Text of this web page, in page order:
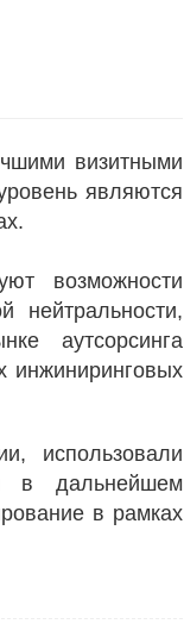
визитными
являются
возможности
нейтральности,
аутсорсинга
инжиниринговых
использовали
в дальнейшем
в рамках